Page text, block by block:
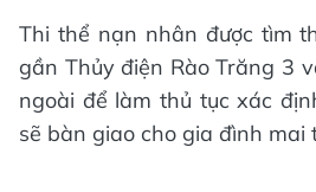
Thi thể nạn nhân được tìm
gần Thủy điện Rào Trăng 3
ngoài để làm thủ tục xác
sẽ bàn giao cho gia đình mai